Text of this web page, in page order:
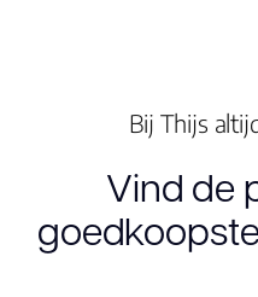
Bij Thijs
Vind de